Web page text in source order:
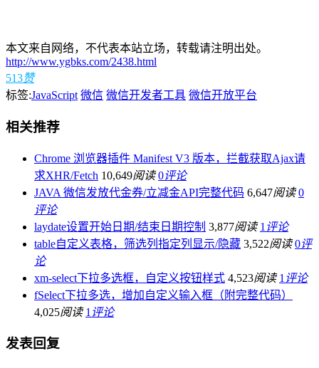
本文来自网络，不代表本站立场，转载请注明出处。
http://www.ygbks.com/2438.html
513赞
标签:JavaScript 微信 微信开发者工具 微信开放平台
相关推荐
Chrome 浏览器插件 Manifest V3 版本，拦截获取Ajax请
求XHR/Fetch 10,649阅读 0评论
JAVA 微信发放代金券/立减金API完整代码 6,647阅读 0
评论
laydate设置开始日期/结束日期控制 3,877阅读 1 评论
table自定义表格，筛选列指定列显示/隐藏 3,522阅读 0评
论
xm-select下拉多选框，自定义按钮样式 4,523阅读 1 评论
fSelect下拉多选，增加自定义输入框（附完整代码）
4,025阅读 1 评论
发表回复